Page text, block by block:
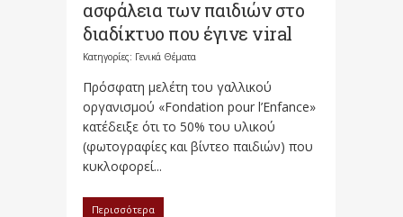
ασφάλεια των παιδιών στο
διαδίκτυο που έγινε viral
Κατηγορίες: Γενικά Θέματα
Πρόσφατη μελέτη του γαλλικού
οργανισμού «Fondation pour l’Enfance»
κατέδειξε ότι το 50% του υλικού
(φωτογραφίες και βίντεο παιδιών) που
κυκλοφορεί...
Περισσότερα